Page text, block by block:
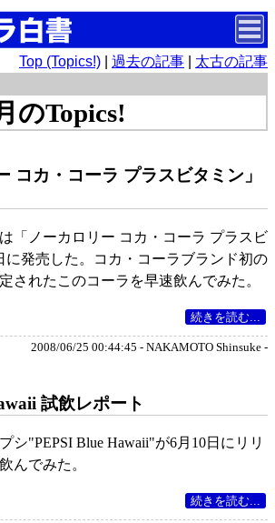
Top (Topics!) 過去の記事 太古の記事
のTopics!
コカ・コーラ プラスビタミン」
「ノーカロリー コカ・コーラ プラスビ
に発売した。コカ・コーラブランド初の
されたこのコーラを早速飲んでみた。
続きを読む...
2008/06/25 00:44:45 - NAKAMOTO Shinsuke -
試飲レポート
シ"PEPSI Blue Hawaii"が6月10日にリリ
んでみた。
続きを読む...